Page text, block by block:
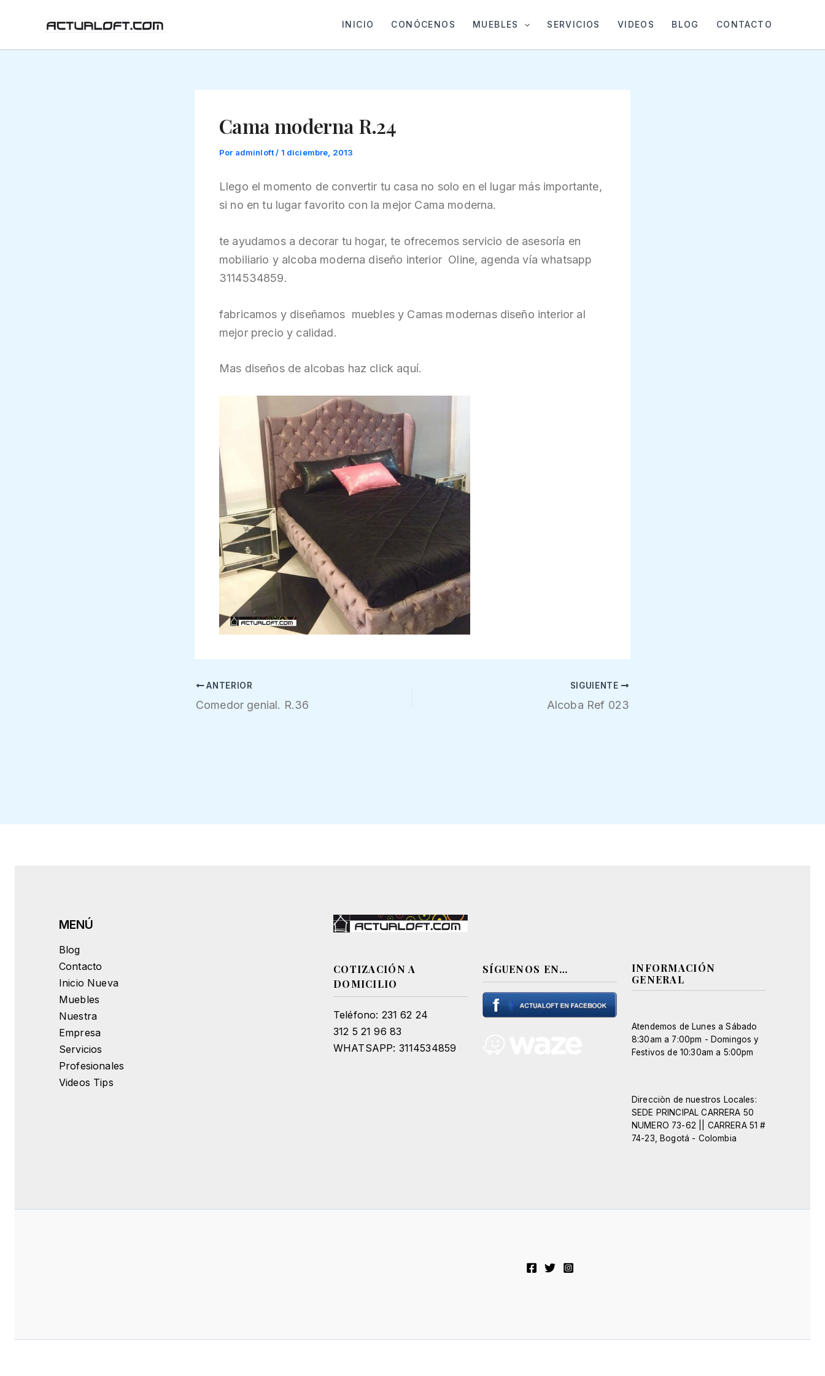
INICIO CONÓCENOS MUEBLES SERVICIOS VIDEOS BLOG CONTACTO
Cama moderna R.24
Por adminloft/ 1 diciembre, 2013
Llego el momento de convertir tu casa no solo en el lugar más importante,
si no en tu lugar favorito con la mejor Cama moderna.
te ayudamos a decorar tu hogar, te ofrecemos servicio de asesoría en
mobiliario y alcoba moderna diseño interior Oline, agenda vía whatsapp
3114534859.
fabricamos y diseñamos muebles y Camas modernas diseño interior al
mejor precio y calidad.
Mas diseños de alcobas haz click aquí.
ANTERIOR
Comedor genial. R.36
SIGUIENTE
Alcoba Ref 023
Blog
Contacto
Inicio Nueva
Muebles
Nuestra
Empresa
Servicios
Profesionales
Videos Tips
COTIZACIÓN A
DOMICILIO
Teléfono: 231 62 24
312 5 21 96 83
WHATSAPP: 3114534859
SÍGUENOS EN…
INFORMACIÓN
GENERAL
Atendemos de Lunes a Sábado
8:30am a 7:00pm - Domingos y
Festivos de 10:30am a 5:00pm
Direcciòn de nuestros Locales:
SEDE PRINCIPAL CARRERA 50
NUMERO 73-62 || CARRERA 51 #
74-23, Bogotá - Colombia